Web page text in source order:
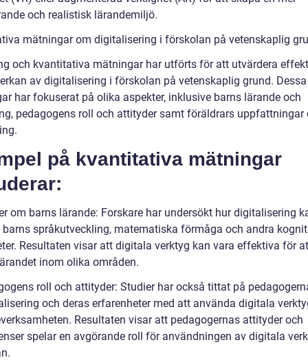
och realistisk lärandemiljö.
mätningar om digitalisering i förskolan på vetenskaplig
och kvantitativa mätningar har utförts för att utvärdera
av digitalisering i förskolan på vetenskaplig grund. Dessa
har fokuserat på olika aspekter, inklusive barns lärande och
pedagogens roll och attityder samt föräldrars uppfattningar
på kvantitativa mätningar
om barns lärande: Forskare har undersökt hur digitalisering
barns språkutveckling, matematiska förmåga och andra
Resultaten visar att digitala verktyg kan vara effektiva för
inom olika områden.
roll och attityder: Studier har också tittat på
och deras erfarenheter med att använda digitala
Resultaten visar att pedagogernas attityder och
spelar en avgörande roll för användningen av digitala